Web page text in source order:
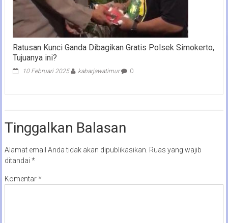
Ratusan Kunci Ganda Dibagikan Gratis Polsek Simokerto,
Tujuanya ini?
10 Februari 2025 kabarjawatimur 0
Tinggalkan Balasan
Alamat email Anda tidak akan dipublikasikan. Ruas yang wajib
ditandai *
Komentar*